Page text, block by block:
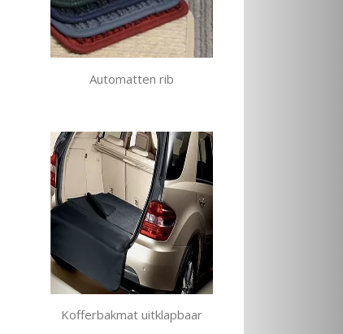
Automatten rib
Kofferbakmat uitklapbaar